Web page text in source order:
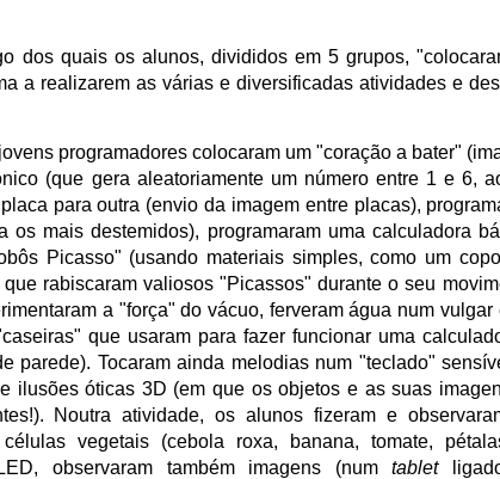
dos quais os alunos, divididos em 5 grupos,
a realizarem as várias e diversificadas atividades e
programadores colocaram um "coração a bater"
(que gera aleatoriamente um número entre 1 e 6,
para outra (envio da imagem entre placas),
mais destemidos), programaram uma calculadora
Picasso" (usando materiais simples, como um
rabiscaram valiosos "Picassos" durante o seu
a "força" do vácuo, ferveram água num vulgar
que usaram para fazer funcionar uma
parede). Tocaram ainda melodias num "teclado"
ilusões óticas 3D (em que os objetos e as suas
Noutra atividade, os alunos fizeram e
vegetais (cebola roxa, banana, tomate,
observaram também imagens (numtablet